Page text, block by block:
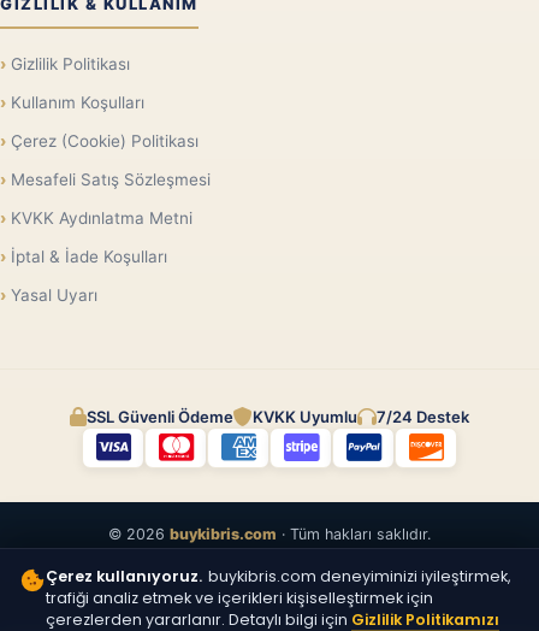
Gizlilik Politikası
Kullanım Koşulları
Çerez (Cookie) Politikası
Mesafeli Satış Sözleşmesi
KVKK Aydınlatma Metni
İptal & İade Koşulları
Yasal Uyarı
SSL Güvenli Ödeme KVKK Uyumlu 7/24 Destek
© 2026 buykibris.com · Tüm hakları saklıdır.
Çerez kullanıyoruz. buykibris.com deneyiminizi iyileştirmek,
trafiği analiz etmek ve içerikleri kişiselleştirmek için
çerezlerden yararlanır. Detaylı bilgi için Gizlilik Politikamızı